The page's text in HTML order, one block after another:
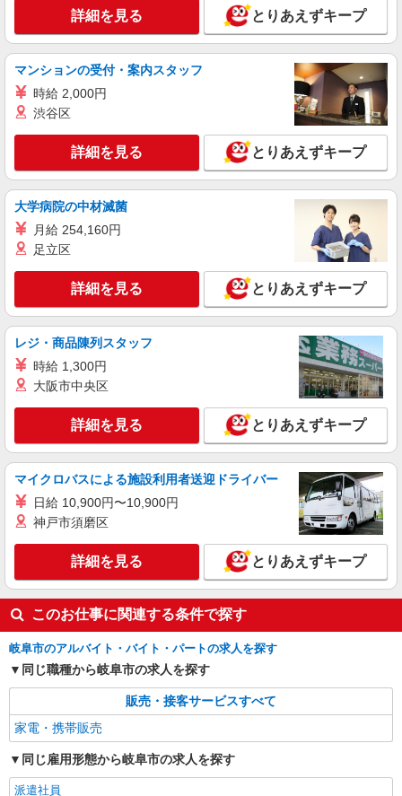
（規定あり） ゜+゜・。○。・゜+゜・。○。・゜
+゜ 入社祝い金10万円支給(規定有) お友達を紹介
頂くと, インセンティブ支給(規定有) ★月2回払
い・週払い可能（規程有）★ ゜・。○。・゜
+゜・。○。・゜+゜
岐阜県岐阜市の家電量販店
キープ 詳細を見る
紹介予定派遣
【docomo】人気機種に詳しくなれる携帯販売
時給1500円〜1800円（経験・能力による） ※
残業代支給 ★交通費別途支給（規定あり） ゜
+゜・。○。・゜+゜・。○。・゜+゜ 入社祝い金10
ィブ支給(規定有) ★月2回払い・週払い可能（規程
有）★ ゜・。○。・゜+゜・。○。・゜+゜
詳細を見る
株式会社シエロ
スマホ携帯販売【ソフトバンク】
時給1600円〜 ※別途インセンティブ、職能評
価制度あり ※残業代支給 ★交通費別途支給（規定
インセンティブ支給(規定有) ★月2回払い・週払い
可能（規程有）★ ゜・。○。・゜+゜・。○。・゜
+゜
キープ 詳細を見る
株式会社シエロ
【Y!mobile】の携帯販売スタッフ
時給1500円〜1600円（経験・能力による） ※
残業代支給 ★交通費別途支給（規定あり） ゜
+゜・。○。・゜+゜・。○。・゜+゜ 入社祝い金10
万円支給(規定有) お友達を紹介頂くと, インセンテ
ィブ支給(規定有) ★月2回払い・週払い可能（規程
有）★ ゜・。○。・゜+゜・。○。・゜+゜
岐阜県岐阜市のY！mobileショップ
キープ
詳細を見る とりあえずキープ
マンションの受付・案内スタッフ
時給 2,000円
渋谷区
詳細を見る とりあえずキープ
大学病院の中材滅菌
月給 254,160円
足立区
詳細を見る とりあえずキープ
レジ・商品陳列スタッフ
時給 1,300円
大阪市中央区
詳細を見る とりあえずキープ
マイクロバスによる施設利用者送迎ドライバー
日給 10,900円〜10,900円
神戸市須磨区
詳細を見る とりあえずキープ
このお仕事に関連する条件で探す
岐阜市のアルバイト・バイト・パートの求人を探す
同じ職種から岐阜市の求人を探す
販売・接客サービスすべて
家電・携帯販売
同じ雇用形態から岐阜市の求人を探す
派遣社員